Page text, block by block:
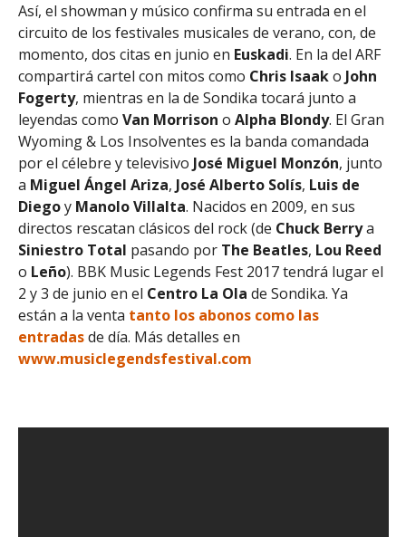
Así, el showman y músico confirma su entrada en el
circuito de los festivales musicales de verano, con, de
momento, dos citas en junio en Euskadi. En la del ARF
compartirá cartel con mitos como Chris Isaako John
Fogerty, mientras en la de Sondika tocará junto a
leyendas como Van Morrison o Alpha Blondy. El Gran
Wyoming & Los Insolventes es la banda comandada
por el célebre y televisivo José Miguel Monzón, junto
a Miguel Ángel Ariza, José Alberto Solís, Luis de
Diegoy Manolo Villalta. Nacidos en 2009, en sus
directos rescatan clásicos del rock (de Chuck Berrya
Siniestro Total pasando por The Beatles, Lou Reed
o Leño). BBK Music Legends Fest 2017 tendrá lugar el
2 y 3 de junio en el Centro La Ola de Sondika. Ya
están a la venta tanto los abonos como las
entradasde día. Más detalles en
www.musiclegendsfestival.com